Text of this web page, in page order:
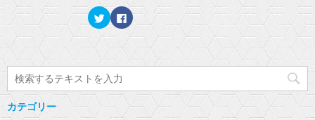
す
い
ウ
ィ
ン
で
開
き
ま
す
し
て
く
だ
(
新
ン
ク
リ
ク
し
て
T
w
i
t
F
a
e
o
o
共
す
カテゴリー